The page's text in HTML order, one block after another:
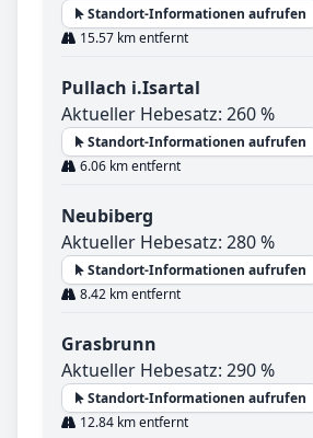
Standort-Informationen aufrufen
15.57 km entfernt
Pullach i.Isartal
Aktueller Hebesatz: 260 %
Standort-Informationen aufrufen
6.06 km entfernt
Neubiberg
Aktueller Hebesatz: 280 %
Standort-Informationen aufrufen
8.42 km entfernt
Grasbrunn
Aktueller Hebesatz: 290 %
Standort-Informationen aufrufen
12.84 km entfernt